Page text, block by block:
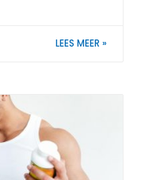
LEES MEER »